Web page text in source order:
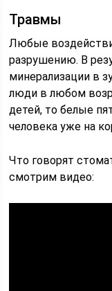
Травмы
Любые
разрушению. В
минерализации в
люди в любом
детей, то белые
человека уже на
Что говорят
смотрим видео: